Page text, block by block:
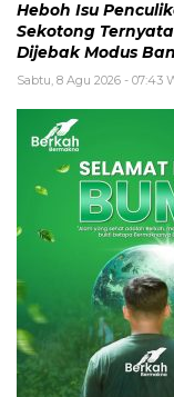
Heboh Isu
Sekotong
Dijebak Modus
Sabtu, 8 Agu 2026 - 07:43